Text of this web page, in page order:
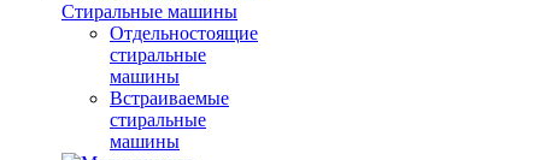
Стиральные машины
Отдельностоящие
стиральные
машины
Встраиваемые
стиральные
машины